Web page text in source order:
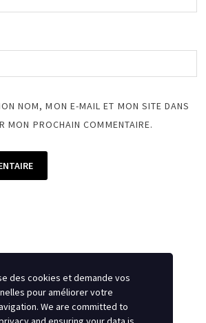
NOM, MON E-MAIL ET MON SITE DANS
MON PROCHAIN COMMENTAIRE.
des cookies et demande vos
pour améliorer votre
We are committed to